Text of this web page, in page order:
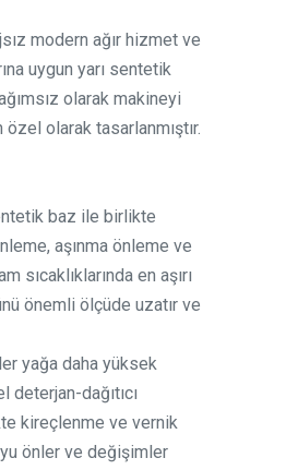
modern ağır hizmet ve
uygun yarı sentetik
olarak makineyi
olarak tasarlanmıştır.
baz ile birlikte
aşınma önleme ve
sıcaklıklarında en aşırı
önemli ölçüde uzatır ve
yağa daha yüksek
dağıtıcı
kireçlenme ve vernik
önler ve değişimler